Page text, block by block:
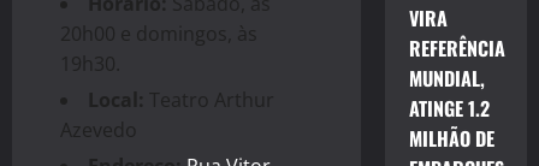
20h00 e domingos, às
19h30.
Local: Teatro Arthur
Azevedo
VIRA
REFERÊNCIA
MUNDIAL,
ATINGE 1.2
MILHÃO DE